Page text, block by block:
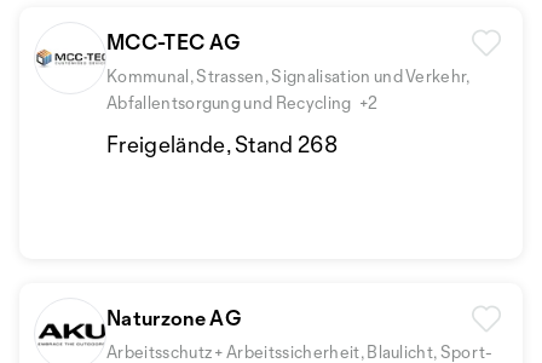
MCC-TEC AG
Kommunal, Strassen, Signalisation und Verkehr,
Abfallentsorgung und Recycling +2
Freigelände, Stand 268
Naturzone AG
Arbeitsschutz + Arbeitssicherheit, Blaulicht, Sport-